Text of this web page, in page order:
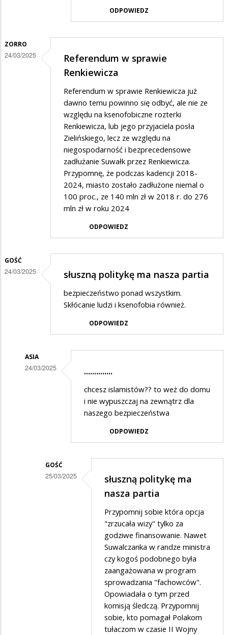
jesst
ODPOWIEDZ
ZORRO
24/03/2025
Referendum w sprawie
Renkiewicza
Referendum w sprawie Renkiewicza już
dawno temu powinno się odbyć, ale nie ze
względu na ksenofobiczne rozterki
Renkiewicza, lub jego przyjaciela posła
Zielińskiego, lecz ze względu na
niegospodarność i bezprecedensowe
zadłużanie Suwałk przez Renkiewicza.
Przypomnę, że podczas kadencji 2018-
2024, miasto zostało zadłużone niemal o
100 proc., ze 140 mln zł w 2018 r. do 276
mln zł w roku 2024
ODPOWIEDZ
GOŚĆ
24/03/2025 słuszną politykę ma nasza partia
bezpieczeństwo ponad wszystkim.
Skłócanie ludzi i ksenofobia również.
ODPOWIEDZ
ASIA
24/03/2025
odpowiedzi
słuszną
..............
chcesz islamistów?? to weż do domu
i nie wypuszczaj na zewnątrz dla
naszego bezpieczeństwa
ODPOWIEDZ
GOŚĆ
25/03/2025
słuszną politykę ma
nasza partia
Przypomnij sobie która opcja
"zrzucała wizy" tylko za
godziwe finansowanie. Nawet
Suwalczanka w randze ministra
czy kogoś podobnego była
zaangażowana w program
sprowadzania "fachowców".
Opowiadała o tym przed
komisją śledczą. Przypomnij
sobie, kto pomagał Polakom
tułaczom w czasie II Wojny